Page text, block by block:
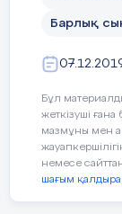
ағылшын
Жауабы:
1637 жылы
теріс
француз
Жауабы:
неше
Әсем,
Барлық
Бұл
жеткізуші
мазмұны мен
немесе
шағым қалдыра